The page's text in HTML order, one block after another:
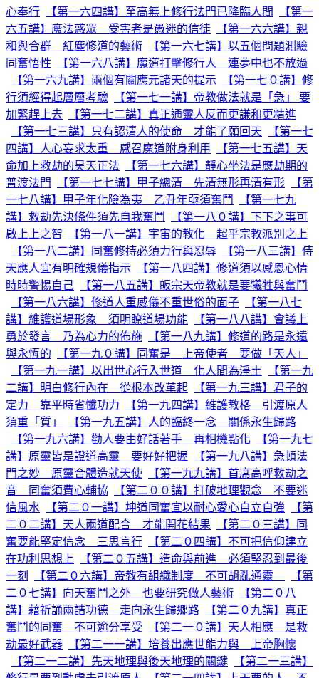
心奉行
【第一六四講】至高無上修行法門已降臨人間
【第一
六五講】魔法惑眾 受害者是愚迷的信徒
【第一六六講】親
和與合群 紅塵修道的藝術
【第一六七講】以五個問題測驗
同奮悟性
【第一六八講】魔道打擊修行人 連夢中也不放過
【第一六九講】兩個有關應元諸天的提示
【第一七０講】修
行須經得起層層考驗
【第一七一講】帝教做法就是「急」 要
加緊趕上去
【第一七二講】真正通靈人反而更謙和更精進
【第一七三講】只有認清人的使命 才能了願回天
【第一七
四講】人心妄求太重 感召魔道附身利用
【第一七五講】天
命加上救劫的昊天正法
【第一七六講】靜心坐法是應劫期的
普渡法門
【第一七七講】甲子總清 先清無形再清有形
【第
一七八講】甲子年化險為夷 乙丑年亟須奮鬥
【第一七九
講】救劫先決條件須先自我奮鬥
【第一八０講】下下之事可
啟上上之智
【第一八一講】宇宙的教化 超乎宗教派別之上
【第一八二講】同奮修持必須力行與忍辱
【第一八三講】侍
天應人宜有明確規儀指示
【第一八四講】修道須以感恩心情
時時警惕自己
【第一八五講】皈宗天帝教就是要犧牲與奮鬥
【第一八六講】修道人重威儀不重世俗的面子
【第一八七
講】維護道場形象 須明瞭道場功能
【第一八八講】會議上
勇於發言 乃為心力的佈施
【第一八九講】修道的路是永遠
與永恆的
【第一九０講】同奮是 上帝使者 要做「天人」
【第一九一講】以出世心行入世道 化人間為淨土
【第一九
二講】明白修行內在 從根本改革起
【第一九三講】君子的
定力 靠平時省懺功力
【第一九四講】維護教格 引渡原人
須重「質」
【第一九五講】人的臨終一念 關係永生歸路
【第一九六講】勸人要由好話著手 再相機點化
【第一九七
講】原靈皆是證道高靈 要好好把握
【第一九八講】急頓法
門之妙 原靈合體造就天使
【第一九九講】首席高呼救劫之
音 同奮須費心輔協
【第二００講】打破地理觀念 不要迷
信風水
【第二０一講】坤道同奮宜以耐心愛心自立自強
【第
二０二講】天人兩道配合 才能開花結果
【第二０三講】同
奮要能堅定信念 三思言行
【第二０四講】不可把信仰建立
在功利思想上
【第二０五講】造命與前進 必須堅忍到最後
一刻
【第二０六講】帝教有組織制度 不可胡亂通靈
【第
二０七講】向天奮鬥之外 也要研究做人藝術
【第二０八
講】藉祈誦兩誥功德 走向永生歸鄉路
【第二０九講】真正
奮鬥的同奮 不可逾分享受
【第二一０講】天人相應 是救
劫最好武器
【第二一一講】培養出應世能力與 上帝胸懷
【第二一二講】先天地理與後天地理的關鍵
【第二一三講】